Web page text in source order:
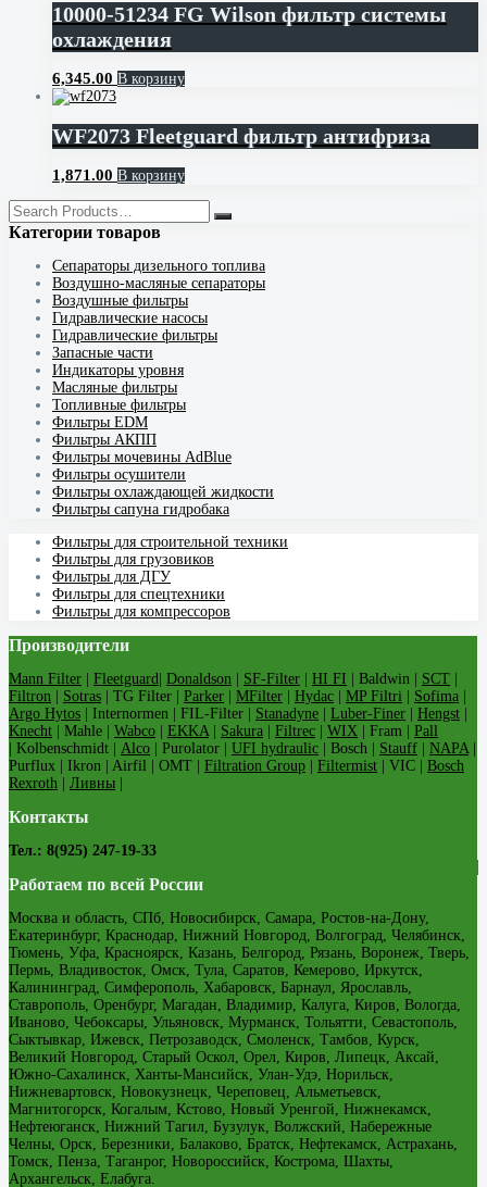
10000-51234 FG Wilson фильтр системы
охлаждения
6,345.00 В корзину
WF2073 Fleetguard фильтр антифриза
1,871.00 В корзину
Категории товаров
Cепараторы дизельного топлива
Воздушно-масляные сепараторы
Воздушные фильтры
Гидравлические насосы
Гидравлические фильтры
Запасные части
Индикаторы уровня
Масляные фильтры
Топливные фильтры
Фильтры EDM
Фильтры АКПП
Фильтры мочевины AdBlue
Фильтры осушители
Фильтры охлаждающей жидкости
Фильтры сапуна гидробака
Фильтры для строительной техники
Фильтры для грузовиков
Фильтры для ДГУ
Фильтры для спецтехники
Фильтры для компрессоров
Производители
Mann Filter Fleetguard Donaldson SF-Filter HI FI | Baldwin | SCT
Filtron
Sotras | TG Filter | Parker MFilter Hydac MP Filtri Sofima
Argo Hytos | Internormen | FIL-Filter | Stanadyne Luber-Finer Hengst
Knecht | Mahle | Wabco EKKA| Sakura Filtrec WIX | Fram | Pall
| Kolbenschmidt | Alco | Purolator | UFI hydraulic | Bosch | Stauff NAPA|
Purflux | Ikron | Airfil | OMT | Filtration Group Filtermist | VIC | Bosch
Rexroth
Ливны
Контакты
Тел.: 8(925) 247-19-33
Работаем по всей России
Москва и область, СПб, Новосибирск, Самара, Ростов-на-Дону,
Екатеринбург, Краснодар, Нижний Новгород, Волгоград, Челябинск,
Тюмень, Уфа, Красноярск, Казань, Белгород, Рязань, Воронеж, Тверь,
Пермь, Владивосток, Омск, Тула, Саратов, Кемерово, Иркутск,
Калининград, Симферополь, Хабаровск, Барнаул, Ярославль,
Ставрополь, Оренбург, Магадан, Владимир, Калуга, Киров, Вологда,
Иваново, Чебоксары, Ульяновск, Мурманск, Тольятти, Севастополь,
Сыктывкар, Ижевск, Петрозаводск, Смоленск, Тамбов, Курск,
Великий Новгород, Старый Оскол, Орел, Киров, Липецк, Аксай,
Южно-Сахалинск, Ханты-Мансийск, Улан-Удэ, Норильск,
Нижневартовск, Новокузнецк, Череповец, Альметьевск,
Магнитогорск, Когалым, Кстово, Новый Уренгой, Нижнекамск,
Нефтеюганск, Нижний Тагил, Бузулук, Волжский, Набережные
Челны, Орск, Березники, Балаково, Братск, Нефтекамск, Астрахань,
Томск, Пенза, Таганрог, Новороссийск, Кострома, Шахты,
Архангельск, Елабуга.